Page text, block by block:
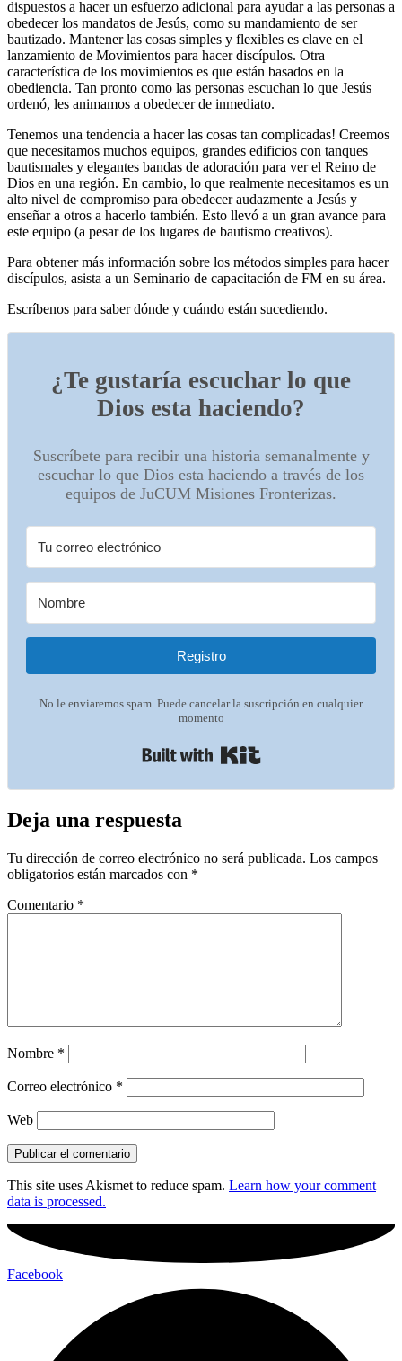
dispuestos a hacer un esfuerzo adicional para ayudar a las personas a
obedecer los mandatos de Jesús, como su mandamiento de ser
bautizado. Mantener las cosas simples y flexibles es clave en el
lanzamiento de Movimientos para hacer discípulos. Otra
característica de los movimientos es que están basados en la
obediencia. Tan pronto como las personas escuchan lo que Jesús
ordenó, les animamos a obedecer de inmediato.
Tenemos una tendencia a hacer las cosas tan complicadas! Creemos
que necesitamos muchos equipos, grandes edificios con tanques
bautismales y elegantes bandas de adoración para ver el Reino de
Dios en una región. En cambio, lo que realmente necesitamos es un
alto nivel de compromiso para obedecer audazmente a Jesús y
enseñar a otros a hacerlo también. Esto llevó a un gran avance para
este equipo (a pesar de los lugares de bautismo creativos).
Para obtener más información sobre los métodos simples para hacer
discípulos, asista a un Seminario de capacitación de FM en su área.
Escríbenos para saber dónde y cuándo están sucediendo.
¿Te gustaría escuchar lo que
Dios esta haciendo?
Suscríbete para recibir una historia semanalmente y
escuchar lo que Dios esta haciendo a través de los
equipos de JuCUM Misiones Fronterizas.
Registro
No le enviaremos spam. Puede cancelar la suscripción en cualquier
momento
Deja una respuesta
Tu dirección de correo electrónico no será publicada. Los campos
obligatorios están marcados con *
Comentario *
Nombre *
Correo electrónico *
Web
This site uses Akismet to reduce spam. Learn how your comment
data is processed.
Facebook